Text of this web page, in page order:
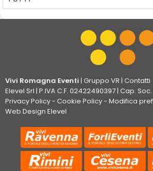
Vivi Romagna Eventi | Gruppo VR | Contatti
Elevel Srl | P.IVA C.F. 02422490397 | Cap.
Privacy Policy- Cookie Policy- Modifica
Web Design Elevel